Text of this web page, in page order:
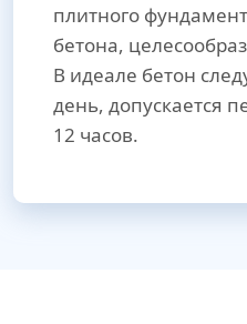
плитного
бетона,
В идеале бетон
день, допускается
12 часов.